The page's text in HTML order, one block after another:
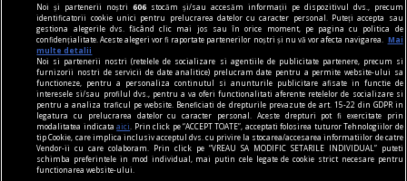
Noi și partenerii noștri606 stocăm și/sau accesăm informații pe dispozitivul dvs., precum
identificatorii cookie unici pentru prelucrarea datelor cu caracter personal. Puteți accepta sau
gestiona alegerile dvs. făcând clic mai jos sau în orice moment, pe pagina cu politica de
confidențialitate. Aceste alegeri vor fi raportate partenerilor noștri și nu vă vor afecta navigarea.
Mai
multe detalii
Noi si partenerii nostri (retelele de socializare si agentiile de publicitate partenere, precum si
furnizorii nostri de servicii de date analitice) prelucram date pentru a permite website-ului sa
functioneze, pentru a personaliza continutul si anunturile publicitare afisate in functie de
interesele si/sau profilul dvs., pentru a va oferi functionalitati aferente retelelor de socializare si
pentru a analiza traficul pe website. Beneficiati de drepturile prevazute de art. 15-22 din GDPR in
legatura cu prelucrarea datelor cu caracter personal. Aceste drepturi pot fi exercitate prin
modalitatea indicataaici
. Prin click pe “ACCEPT TOATE”, acceptati folosirea tuturor Tehnologiilor de
tip Cookie, care implica inclusiv acceptul dvs. cu privire la stocarea/accesarea informatiilor de catre
Vendor-ii cu care colaboram. Prin click pe “VREAU SA MODIFIC SETARILE INDIVIDUAL” puteti
schimba preferintele in mod individual, mai putin cele legate de cookie strict necesare pentru
functionarea website-ului.